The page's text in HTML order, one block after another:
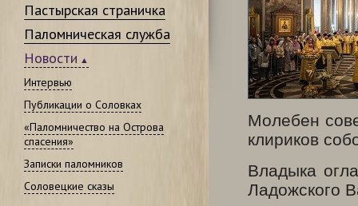
Пастырская страничка
Паломническая служба
Новости
Интервью
Публикации о Соловках
«Паломничество на Острова
спасения»
Записки паломников
Соловецкие сказы
Молебен
клириков
Владыка
Ладожского